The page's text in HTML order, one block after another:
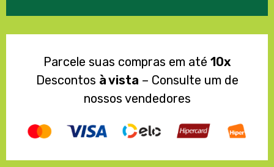
Parcele suas compras em até 10x
Descontos à vista – Consulte um de
nossos vendedores